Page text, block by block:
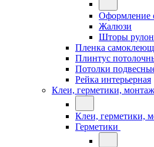
Оформление
Жалюзи
Шторы
Пленка
Плинтус
Потолки
Рейка интерьерная
Клеи, герметики,
Клеи, герметики,
Герметики